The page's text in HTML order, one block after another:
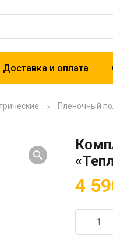
Доставка и оплата
Пленочный
4
товара